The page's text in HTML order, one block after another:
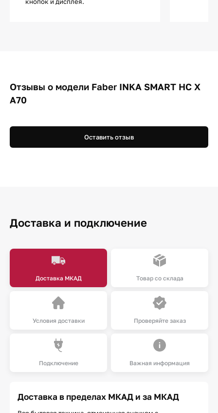
Отзывы о модели Faber INKA SMART HC X
A70
Оставить отзыв
Доставка и подключение
Доставка МКАД Товар со склада
Условия доставки Проверяйте заказ
Подключение Важная информация
Доставка в пределах МКАД и за МКАД